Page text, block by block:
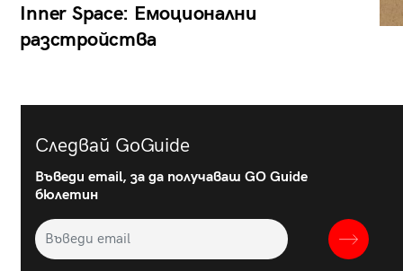
Inner Space: Емоционални
разстройства
Следвай GoGuide
Въведи email, за да получаваш GO Guide
бюлетин